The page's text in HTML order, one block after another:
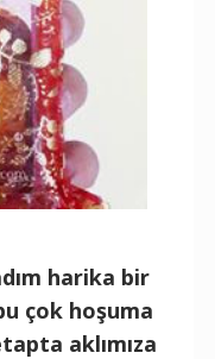
harika bir
çok hoşuma
aklımıza